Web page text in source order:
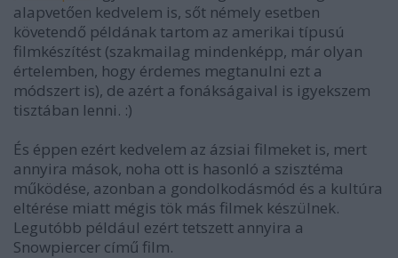
alapvetően kedvelem is, sőt némely esetben
követendő példának tartom az amerikai típusú
filmkészítést (szakmailag mindenképp, már olyan
értelemben, hogy érdemes megtanulni ezt a
módszert is), de azért a fonákságaival is igyekszem
tisztában lenni. :)
És éppen ezért kedvelem az ázsiai filmeket is, mert
annyira mások, noha ott is hasonló a szisztéma
működése, azonban a gondolkodásmód és a kultúra
eltérése miatt mégis tök más filmek készülnek.
Legutóbb például ezért tetszett annyira a
Snowpiercer című film.